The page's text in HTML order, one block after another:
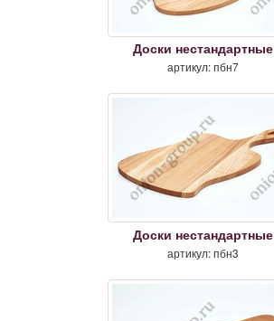
Доски нестандартные
артикул: пбн7
Доски нестандартные
артикул: пбн3